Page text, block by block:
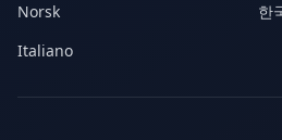
Norsk
한
Italiano